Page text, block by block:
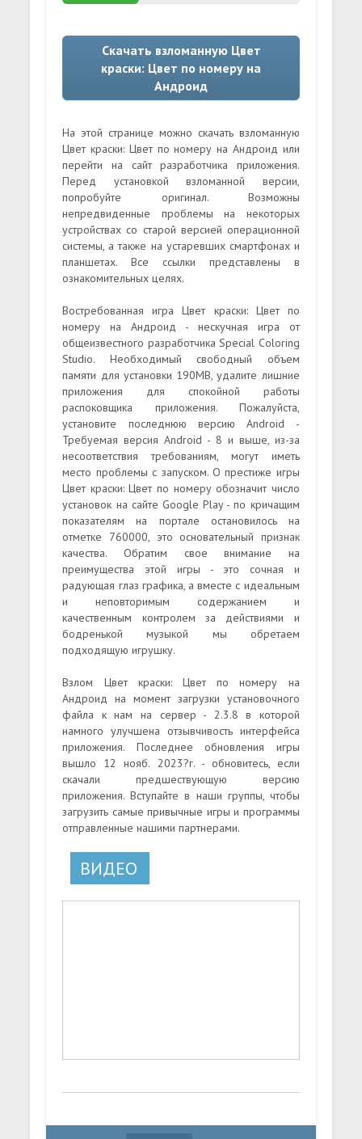
Скачать взломанную Цвет
краски: Цвет по номеру на
Андроид
На этой странице можно скачать взломанную
Цвет краски: Цвет по номеру на Андроид или
перейти на сайт разработчика приложения.
Перед установкой взломанной версии,
попробуйте оригинал. Возможны
непредвиденные проблемы на некоторых
устройствах со старой версией операционной
системы, а также на устаревших смартфонах и
планшетах. Все ссылки представлены в
ознакомительных целях.
Востребованная игра Цвет краски: Цвет по
номеру на Андроид - нескучная игра от
общеизвестного разработчика Special Coloring
Studio. Необходимый свободный объем
памяти для установки 190MB, удалите лишние
приложения для спокойной работы
распоковщика приложения. Пожалуйста,
установите последнюю версию Android -
Требуемая версия Android - 8 и выше, из-за
несоответствия требованиям, могут иметь
место проблемы с запуском. О престиже игры
Цвет краски: Цвет по номеру обозначит число
установок на сайте Google Play - по кричащим
показателям на портале остановилось на
отметке 760000, это основательный признак
качества. Обратим свое внимание на
преимущества этой игры - это сочная и
радующая глаз графика, а вместе с идеальным
и неповторимым содержанием и
качественным контролем за действиями и
бодренькой музыкой мы обретаем
подходящую игрушку.
Взлом Цвет краски: Цвет по номеру на
Андроид на момент загрузки установочного
файла к нам на сервер - 2.3.8 в которой
намного улучшена отзывчивость интерфейса
приложения. Последнее обновления игры
вышло 12 нояб. 2023?г. - обновитесь, если
скачали предшествующую версию
приложения. Вступайте в наши группы, чтобы
загрузить самые привычные игры и программы
отправленные нашими партнерами.
ВИДЕО